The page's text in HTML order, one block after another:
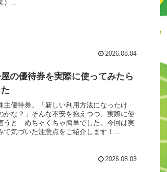
）...
2026.08.04
屋の優待券を実際に使ってみたら
主優待券。「新しい利用方法になったけ
かな？」そんな不安を抱えつつ、実際に使
うと…めちゃくちゃ簡単でした。今回は実
気づいた注意点をご紹介します！...
2026.08.03